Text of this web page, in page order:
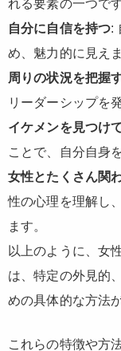
れる要素の一つです
自分に自信を持つ:
め、魅力的に見えま
周りの状況を把握
リーダーシップを
イケメンを見つけ
ことで、自分自身
女性とたくさん関
性の心理を理解し
ます。
以上のように、女
は、特定の外見的
めの具体的な方法
これらの特徴や方